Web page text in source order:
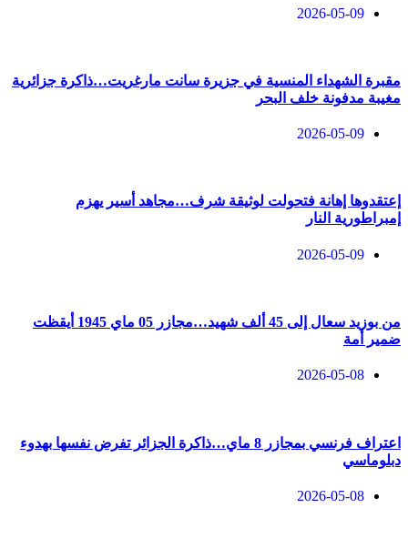
2026-05-09
مقبرة الشهداء المنسية في جزيرة سانت مارغريت…ذاكرة جزائرية
مغيبة مدفونة خلف البحر
2026-05-09
إعتقدوها إهانة فتحولت لوثيقة شرف…مجاهد أسير يهزم
إمبراطورية النار
2026-05-09
من بوزيد سعال إلى 45 ألف شهيد…مجازر 05 ماي 1945 أيقظت
ضمير أمة
2026-05-08
اعتراف فرنسي بمجازر 8 ماي…ذاكرة الجزائر تفرض نفسها بهدوء
دبلوماسي
2026-05-08